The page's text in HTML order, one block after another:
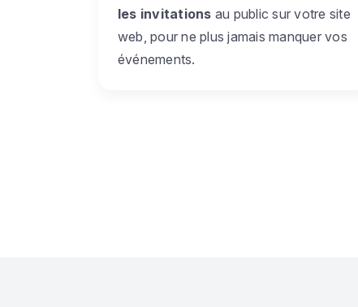
les invitations au public sur votre site
web, pour ne plus jamais manquer vos
événements.